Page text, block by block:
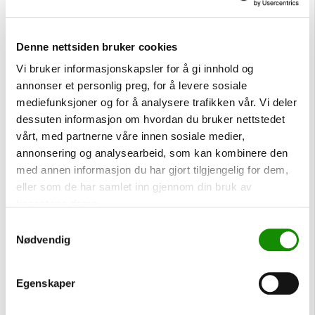
Denne nettsiden bruker cookies
Vi bruker informasjonskapsler for å gi innhold og
annonser et personlig preg, for å levere sosiale
mediefunksjoner og for å analysere trafikken vår. Vi deler
dessuten informasjon om hvordan du bruker nettstedet
vårt, med partnerne våre innen sosiale medier,
annonsering og analysearbeid, som kan kombinere den
med annen informasjon du har gjort tilgjengelig for dem,
eller som de har samlet inn gjennom din bruk av
Nødvendig
Egenskaper
drivstoffkvalitet. Denne analysen er med på å identifisere
Forleng levetiden til
For å forlenge dieselmotorens levetid, er det viktig å